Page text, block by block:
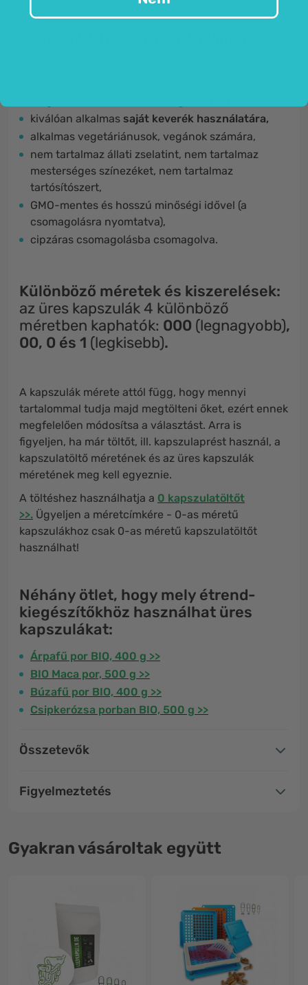
kiválóan alkalmas saját keverék használatára,
alkalmas vegetáriánusok, vegánok számára,
nem tartalmaz állati zselatint, nem tartalmaz
mesterséges színezéket, nem tartalmaz
tartósítószert,
GMO-mentes és hosszú minőségi idővel (a
csomagolásra nyomtatva),
cipzáras csomagolásba csomagolva.
Különböző méretek és kiszerelések:
az üres kapszulák 4 különböző
méretben kaphatók: 000 (legnagyobb),
00, 0 és 1 (legkisebb).
A kapszulák mérete attól függ, hogy mennyi
tartalommal tudja majd megtölteni őket, ezért ennek
megfelelően módosítsa a választást. Arra is
figyeljen, ha már töltőt, ill. kapszulaprést használ, a
kapszulatöltő méretének és az üres kapszulák
méretének meg kell egyeznie.
A töltéshez használhatja a 0 kapszulatöltőt
>>. Ügyeljen a méretcímkére - 0-as méretű
kapszulákhoz csak 0-as méretű kapszulatöltőt
használhat!
Néhány ötlet, hogy mely étrend-
kiegészítőkhöz használhat üres
kapszulákat:
Árpafű por BIO, 400 g >>
BIO Maca por, 500 g >>
Búzafű por BIO, 400 g >>
Csipkerózsa porban BIO, 500 g >>
Összetevők
Figyelmeztetés
Gyakran vásároltak együtt